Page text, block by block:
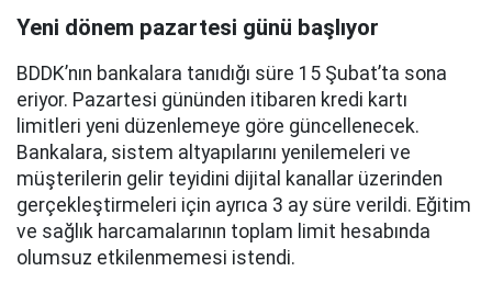
Yeni dönem pazartesi günü başlıyor
BDDK’nın bankalara tanıdığı süre 15 Şubat’ta sona
eriyor. Pazartesi gününden itibaren kredi kartı
limitleri yeni düzenlemeye göre güncellenecek.
Bankalara, sistem altyapılarını yenilemeleri ve
müşterilerin gelir teyidini dijital kanallar üzerinden
gerçekleştirmeleri için ayrıca 3 ay süre verildi. Eğitim
ve sağlık harcamalarının toplam limit hesabında
olumsuz etkilenmemesi istendi.